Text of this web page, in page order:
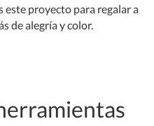
este proyecto para regalar a
de alegría y color.